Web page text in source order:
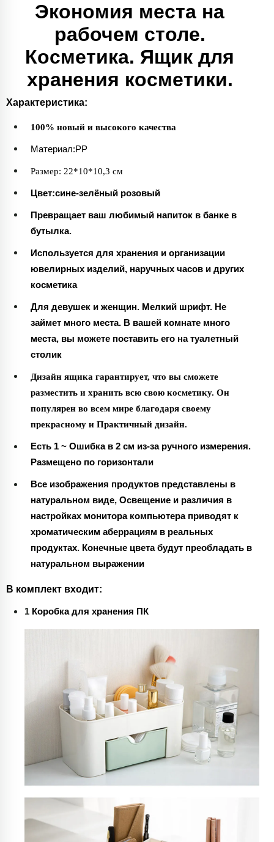
Экономия места на
рабочем столе.
Косметика. Ящик для
хранения косметики.
Характеристика:
100% новый и высокого качества
Материал:PP
Размер: 22*10*10,3 см
Цвет:сине-зелёный розовый
Превращает ваш любимый напиток в банке в
бутылка.
Используется для хранения и организации
ювелирных изделий, наручных часов и других
косметика
Для девушек и женщин. Мелкий шрифт. Не
займет много места. В вашей комнате много
места, вы можете поставить его на туалетный
столик
Дизайн ящика гарантирует, что вы сможете
разместить и хранить всю свою косметику. Он
популярен во всем мире благодаря своему
прекрасному и Практичный дизайн.
Есть 1 ~ Ошибка в 2 см из-за ручного измерения.
Размещено по горизонтали
Все изображения продуктов представлены в
натуральном виде, Освещение и различия в
настройках монитора компьютера приводят к
хроматическим аберрациям в реальных
продуктах. Конечные цвета будут преобладать в
натуральном выражении
В комплект входит:
1 Коробка для хранения ПК